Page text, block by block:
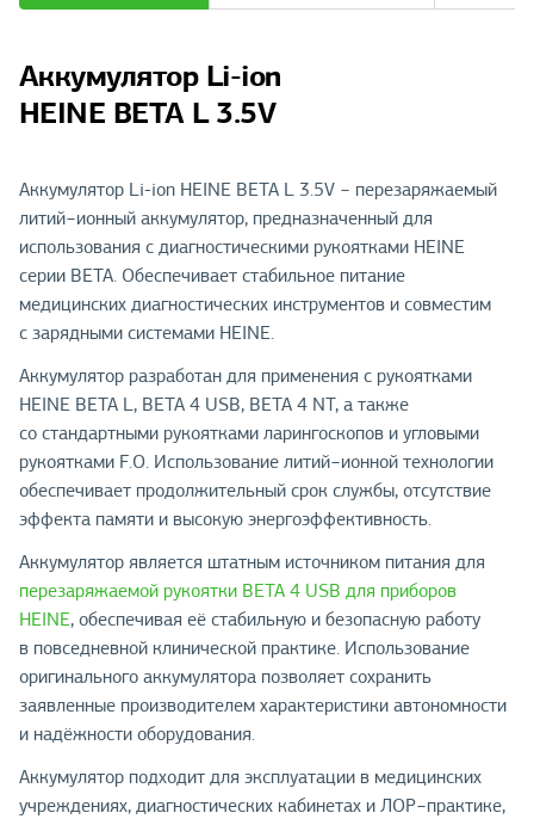
Аккумулятор Li-ion
HEINE BETA L 3.5V
Аккумулятор Li-ion HEINE BETA L 3.5V − перезаряжаемый
литий−ионный аккумулятор, предназначенный для
использования с диагностическими рукоятками HEINE
серии BETA. Обеспечивает стабильное питание
медицинских диагностических инструментов и совместим
с зарядными системами HEINE.
Аккумулятор разработан для применения с рукоятками
HEINE BETA L, BETA 4 USB, BETA 4 NT, а также
со стандартными рукоятками ларингоскопов и угловыми
рукоятками F.O. Использование литий−ионной технологии
обеспечивает продолжительный срок службы, отсутствие
эффекта памяти и высокую энергоэффективность.
Аккумулятор является штатным источником питания для
перезаряжаемой рукоятки BETA 4 USB для приборов
HEINE, обеспечивая её стабильную и безопасную работу
в повседневной клинической практике. Использование
оригинального аккумулятора позволяет сохранить
заявленные производителем характеристики автономности
и надёжности оборудования.
Аккумулятор подходит для эксплуатации в медицинских
учреждениях, диагностических кабинетах и ЛОР−практике,